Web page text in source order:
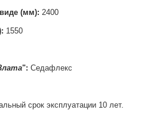
(мм): 2400
1550
": Седафлекс
срок эксплуатации 10 лет.